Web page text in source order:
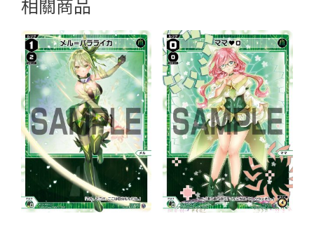
其
ノ
爾
「黑
色
分
身
ナ
ナ
シ
（無
名）
相關商品